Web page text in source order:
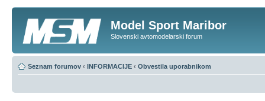
Model Sport Maribor
Slovenski avtomodelarski forum
Seznam forumov ‹ INFORMACIJE ‹ Obvestila uporabnikom